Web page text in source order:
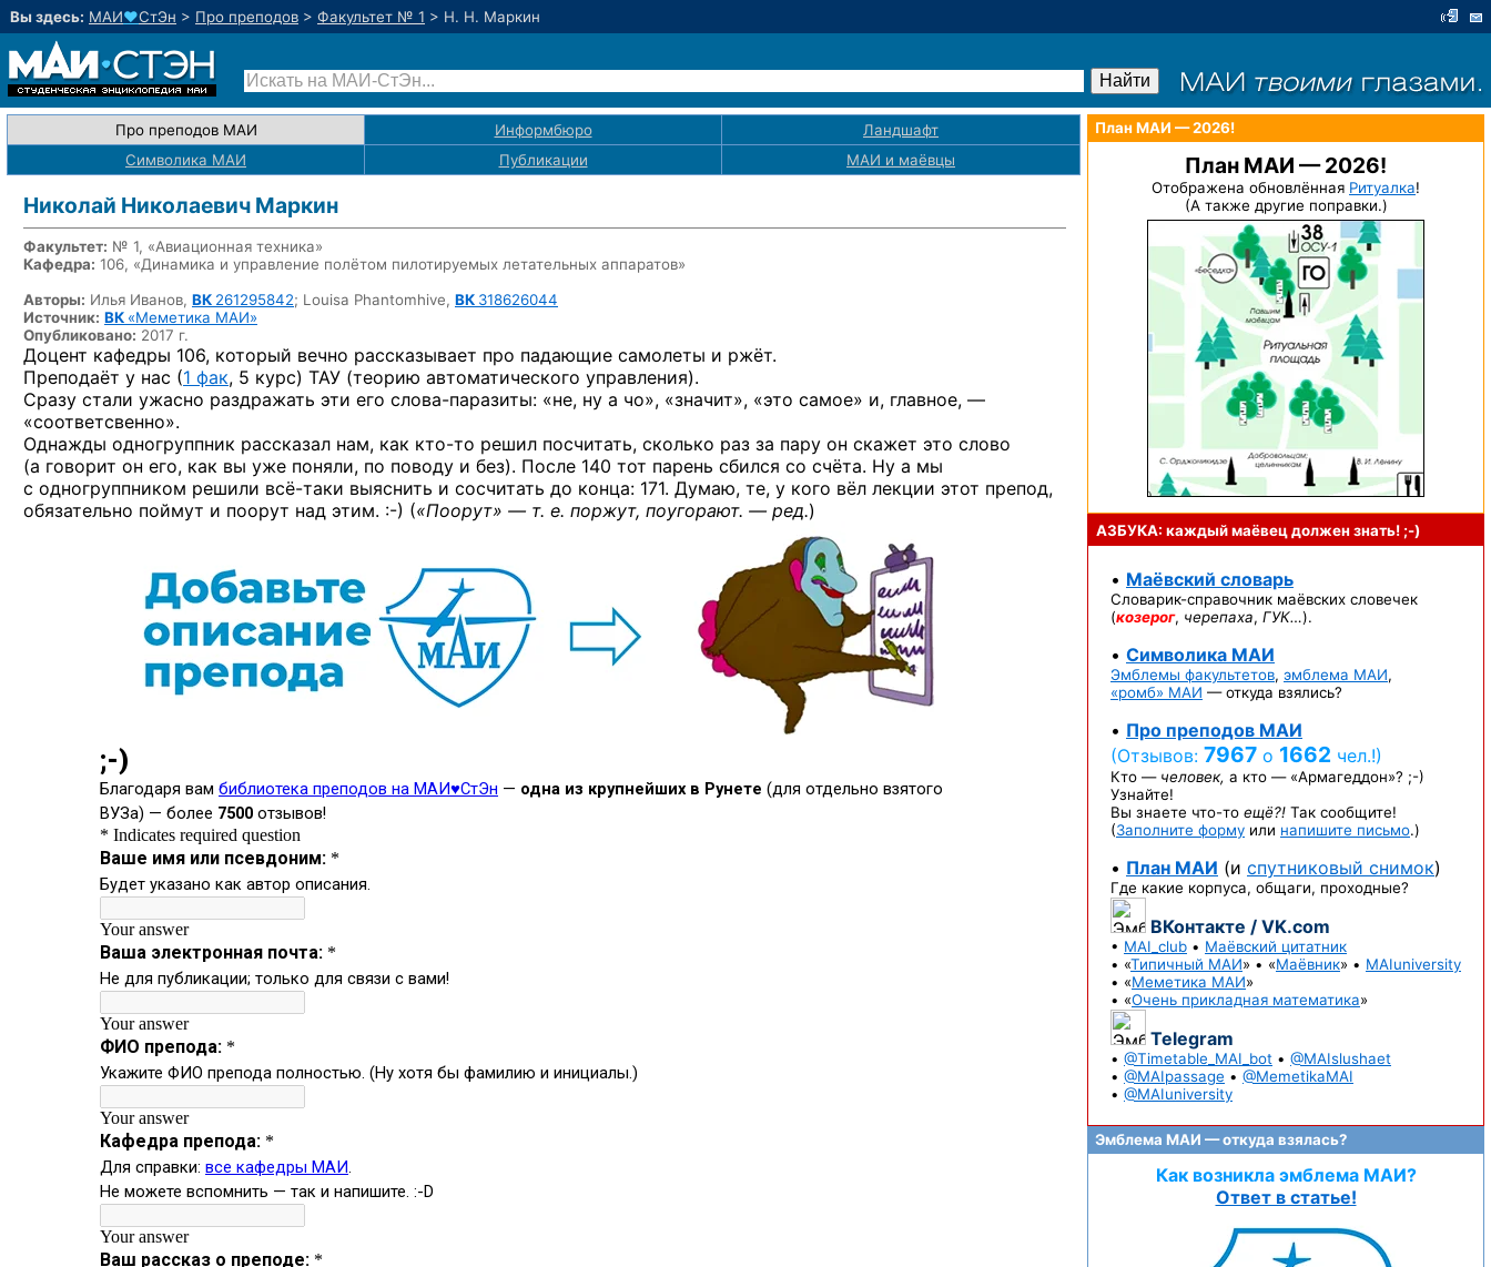
Вы здесь: МАИ♥СтЭн > Про преподов > Факультет № 1 > Н. Н. Маркин
Про преподов МАИ Информбюро
Ландшафт
Символика МАИ
Публикации МАИ и маёвцы
Николай Николаевич Маркин
Факультет: № 1, «Авиационная техника»
Кафедра: 106, «Динамика и управление полётом пилотируемых летательных аппаратов»
Авторы: Илья Иванов, ВК 261295842; Louisa Phantomhive, ВК 318626044
Источник: ВК «Меметика МАИ»
Опубликовано: 2017 г.
Доцент кафедры 106, который вечно рассказывает про падающие самолеты и ржёт.
Преподаёт у нас (1 фак, 5 курс) ТАУ (теорию автоматического управления).
Сразу стали ужасно раздражать эти его слова-паразиты: «не, ну а чо», «значит», «это самое» и, главное, —
«соответсвенно».
Однажды одногруппник рассказал нам, как кто-то решил посчитать, сколько раз за пару он скажет это слово
(а говорит он его, как вы уже поняли, по поводу и без). После 140 тот парень сбился со счёта. Ну а мы
с одногруппником решили всё-таки выяснить и сосчитать до конца: 171. Думаю, те, у кого вёл лекции этот препод,
обязательно поймут и поорут над этим. :-) («Поорут» — т. е. поржут, поугорают. — ред.)
План МАИ — 2026!
План МАИ — 2026!
Отображена обновлённая Ритуалка!
(А также другие поправки.)
АЗБУКА: каждый маёвец должензнать! ;-)
• Маёвский словарь
Словарик-справочник маёвских словечек
(козерог, черепаха, ГУК…).
• Символика МАИ
Эмблемы факультетов, эмблема МАИ,
«ромб» МАИ — откуда взялись?
• Про преподов МАИ
(Отзывов: 7967 о 1662 чел.!)
Кто — человек, а кто — «Армагеддон»? ;-)
Узнайте!
Вы знаете что-то ещё?! Так сообщите!
(Заполните форму или напишите письмо.)
• План МАИ (и спутниковый снимок)
Где какие корпуса, общаги, проходные?
ВКонтакте / VK.com
• MAI_club • Маёвский цитатник
• «Типичный МАИ» • «Маёвник» • MAIuniversity
• «Меметика МАИ»
• «Очень прикладная математика»
Telegram
• @Timetable_MAI_bot • @MAIslushaet
• @MAIpassage • @MemetikaMAI
• @MAIuniversity
Эмблема МАИ — откуда взялась?
Как возникла эмблема МАИ?
Ответ в статье!